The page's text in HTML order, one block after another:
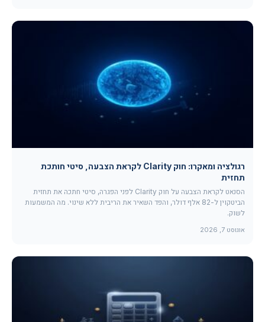
רגולציה ומאקרו: חוק Clarity לקראת הצבעה, סיטי חותכת
תחזית
הסנאט לקראת הצבעה על חוק Clarity לפני הפגרה, סיטי חתכה את תחזית
הביטקוין ל-82 אלף דולר, והפד השאיר את הריבית ללא שינוי. מה המשמעות
לשוק.
אוגוסט 7, 2026